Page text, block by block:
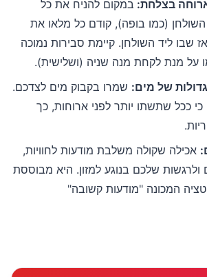
בצלחת: במקום להניח את כל
השולחן (כמו בופה), קודם כל מלאו את
שבו ליד השולחן. קיימת סבירות נמוכה
על מנת לקחת מנה שניה (ושלישית).
של מים: שמרו בקבוק מים לצדכם.
ככל שתשתו יותר לפני ארוחות, כך
אכילה שקולה משלבת מודעות לחוויות,
ולרגשות שלכם בנוגע למזון. היא מבוססת
המכונה "מודעות קשובה"